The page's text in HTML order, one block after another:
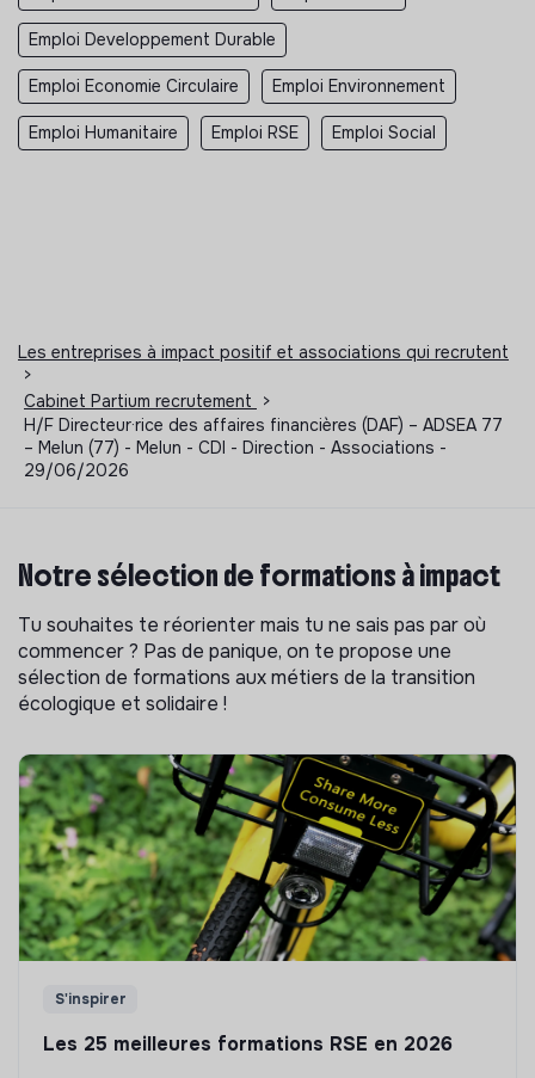
Emploi Developpement Durable
Emploi Economie Circulaire Emploi Environnement
Emploi Humanitaire Emploi RSE Emploi Social
Les entreprises à impact positif et associations qui recrutent
>
Cabinet Partium recrutement
>
H/F Directeur·rice des affaires financières (DAF) – ADSEA 77
– Melun (77) - Melun - CDI - Direction - Associations -
29/06/2026
Notre sélection de formations à impact
Tu souhaites te réorienter mais tu ne sais pas par où
commencer ? Pas de panique, on te propose une
sélection de formations aux métiers de la transition
écologique et solidaire !
S'inspirer
Les 25 meilleures formations RSE en 2026